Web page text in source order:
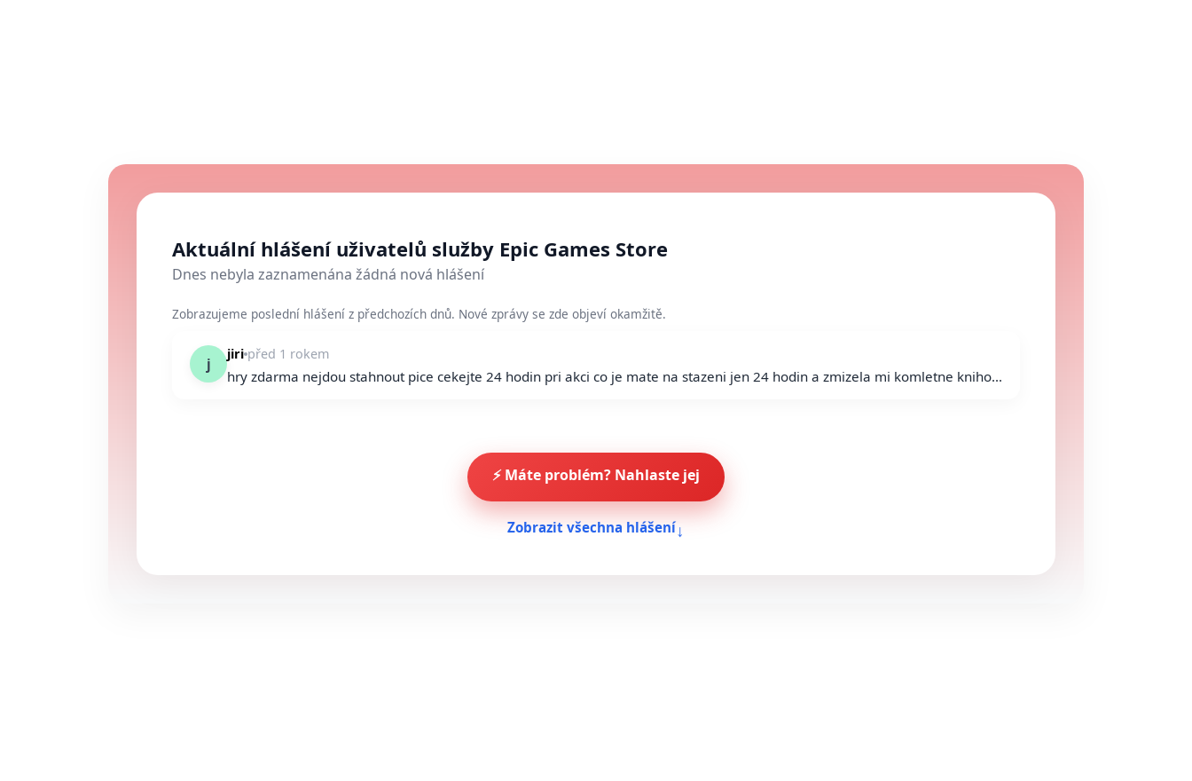
Aktuální hlášení uživatelů služby Epic Games Store
Dnes nebyla zaznamenána žádná nová hlášení
Zobrazujeme poslední hlášení z předchozích dnů. Nové zprávy se zde objeví okamžitě.
j
jiri před 1 rokem
hry zdarma nejdou stahnout pice cekejte 24 hodin pri akci co je mate na stazeni jen 24 hodin a zmizela mi komletne kniho...
⚡ Máte problém? Nahlaste jej
Zobrazit všechna hlášení↓